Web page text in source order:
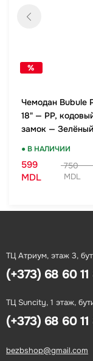
%
Чемодан Bubule
18" — PP,
замок —
● В НАЛИЧИИ
599
MDL
750
MDL
ТЦ Атриум, этаж 3,
(+373) 68 60
ТЦ Suncity, 1 этаж,
(+373) 68 60
bezbshop@gmail.com